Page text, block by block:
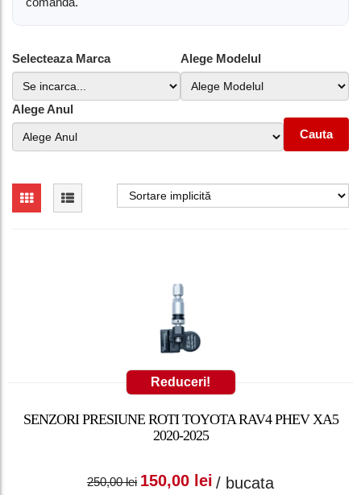
Selecteaza Marca Alege Modelul
Alege Anul
Cauta
Reduceri!
SENZORI PRESIUNE ROTI TOYOTA RAV4 PHEV XA5
2020-2025
250,00lei
Prețul inițial a fost:
150,00 lei
Prețul curent
/ bucata